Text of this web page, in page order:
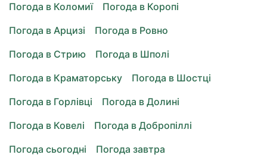
Погода в Коломиї
Погода в Коропі
Погода в Арцизі
Погода в Ровно
Погода в Стрию
Погода в Шполі
Погода в Краматорську
Погода в Шостці
Погода в Горлівці
Погода в Долині
Погода в Ковелі
Погода в Добропіллі
Погода сьогодні
Погода завтра